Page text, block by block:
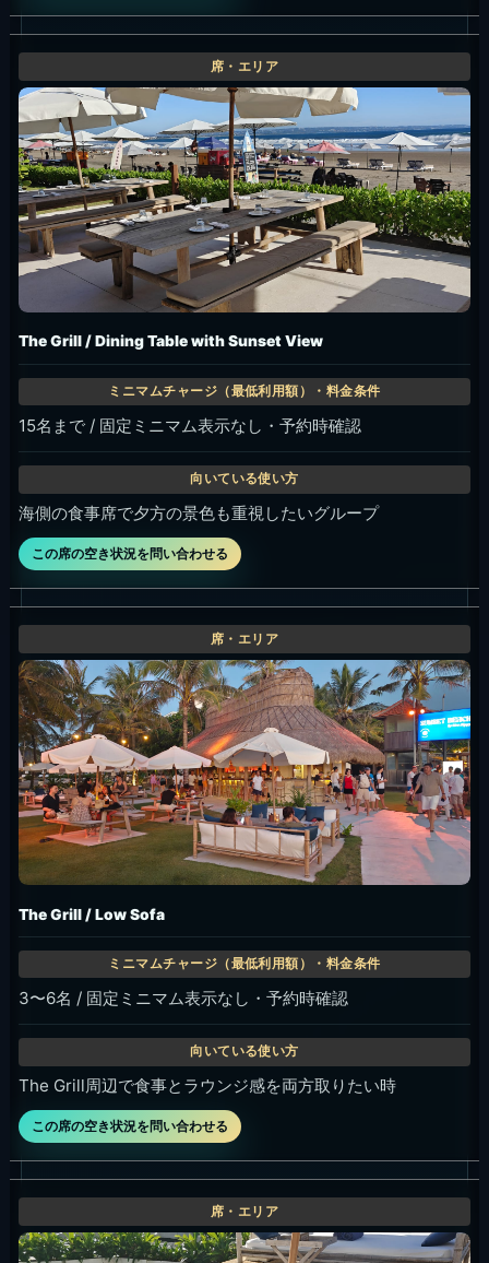
The Grill / Dining Table with Sunset View
15名まで / 固定ミニマム表示なし・予約時確認
海側の食事席で夕方の景色も重視したいグループ
この席の空き状況を問い合わせる
The Grill / Low Sofa
3〜6名 / 固定ミニマム表示なし・予約時確認
The Grill周辺で食事とラウンジ感を両方取りたい時
この席の空き状況を問い合わせる